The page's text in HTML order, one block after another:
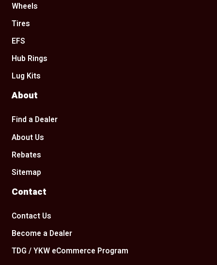
Wheels
Tires
EFS
Hub Rings
Lug Kits
About
Find a Dealer
About Us
Rebates
Sitemap
Contact
Contact Us
Become a Dealer
TDG / YKW eCommerce Program